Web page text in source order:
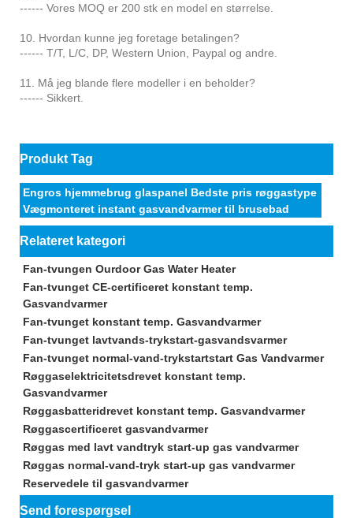
------ Vores MOQ er 200 stk en model en størrelse.
10. Hvordan kunne jeg foretage betalingen?
------ T/T, L/C, DP, Western Union, Paypal og andre.
11. Må jeg blande flere modeller i en beholder?
------ Sikkert.
Produkt Tag
Engros hjemmebrug glaspanel Bedste pris røggastype
Vægmonteret instant gasvandvarmer til brusebad
Relateret kategori
Fan-tvungen Ourdoor Gas Water Heater
Fan-tvunget CE-certificeret konstant temp.
Gasvandvarmer
Fan-tvunget konstant temp. Gasvandvarmer
Fan-tvunget lavtvands-trykstart-gasvandsvarmer
Fan-tvunget normal-vand-trykstartstart Gas Vandvarmer
Røggaselektricitetsdrevet konstant temp.
Gasvandvarmer
Røggasbatteridrevet konstant temp. Gasvandvarmer
Røggascertificeret gasvandvarmer
Røggas med lavt vandtryk start-up gas vandvarmer
Røggas normal-vand-tryk start-up gas vandvarmer
Reservedele til gasvandvarmer
Send forespørgsel